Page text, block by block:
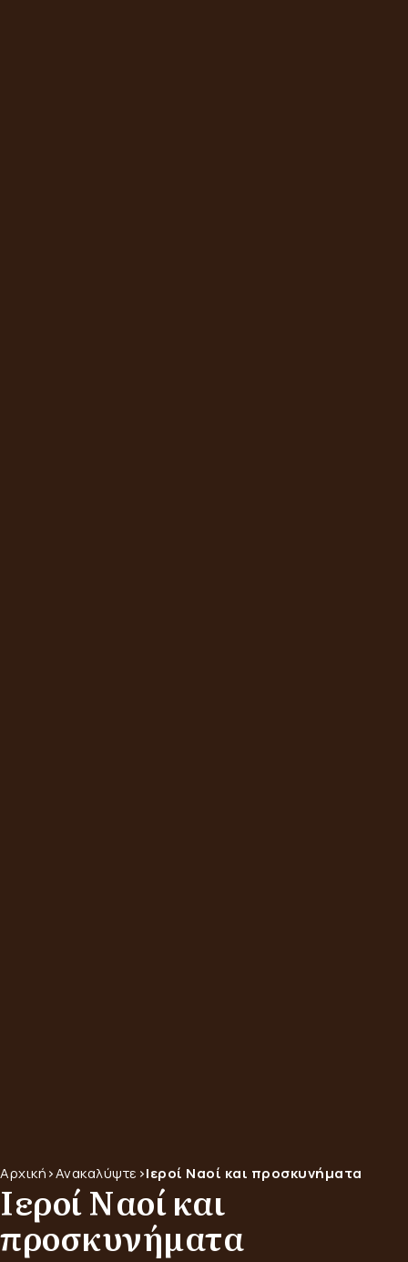
Αρχική>Ανακαλύψτε >Ιεροί Ναοί και προσκυνήματα
Ιεροί Ναοί και
προσκυνήματα